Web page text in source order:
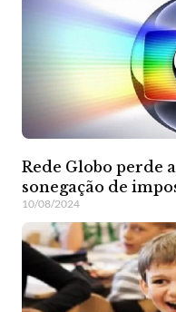
Rede Globo perde
sonegação de
10/08/2024